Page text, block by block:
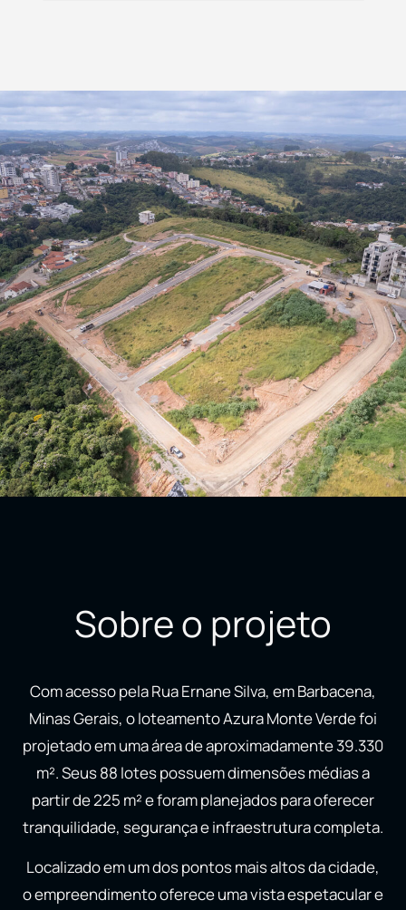
Sobre o projeto
Com acesso pela Rua Ernane Silva, em Barbacena,
Minas Gerais, o loteamento Azura Monte Verde foi
projetado em uma área de aproximadamente 39.330
m². Seus 88 lotes possuem dimensões médias a
partir de 225 m² e foram planejados para oferecer
tranquilidade, segurança e infraestrutura completa.
Localizado em um dos pontos mais altos da cidade,
o empreendimento oferece uma vista espetacular e